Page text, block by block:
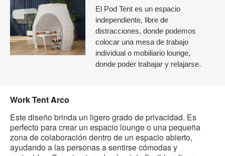
El Pod Tent es un espacio
independiente, libre de
distracciones, donde podemos
colocar una mesa de trabajo
individual o mobiliario lounge,
donde poder trabajar y relajarse.
Work Tent Arco
Este diseño brinda un ligero grado de privacidad. Es
perfecto para crear un espacio lounge o una pequeña
zona de colaboración dentro de un espacio abierto,
ayudando a las personas a sentirse cómodas y